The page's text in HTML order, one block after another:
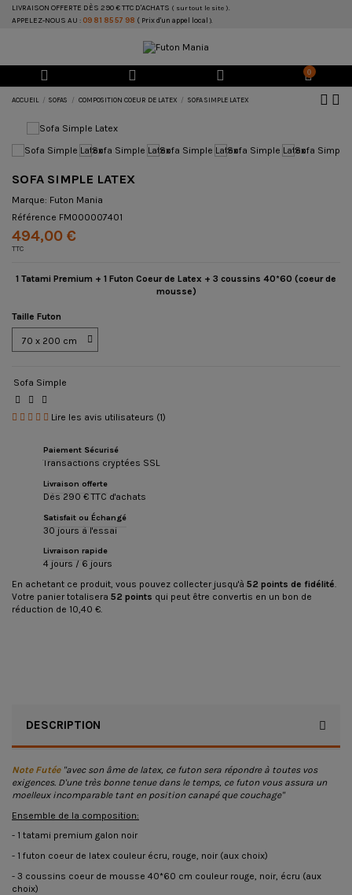
LIVRAISON OFFERTE DÈS 290 € TTC D'ACHATS ( sur tout le site ).
APPELEZ-NOUS AU : 09 81 85 57 98 ( Prix d'un appel local ).
0
ACCUEIL SOFAS COMPOSITION COEUR DE LATEX SOFA SIMPLE LATEX
SOFA SIMPLE LATEX
Marque: Futon Mania
Référence FM000007401
494,00 €
TTC
1 Tatami Premium + 1 Futon Coeur de Latex + 3 coussins 40*60 (coeur de
mousse)
Taille Futon
Sofa Simple
Lire les avis utilisateurs (1)
Paiement Sécurisé
Transactions cryptées SSL
Livraison offerte
Dès 290 € TTC d'achats
Satisfait ou Échangé
30 jours à l'essai
Livraison rapide
4 jours / 6 jours
En achetant ce produit, vous pouvez collecter jusqu'à 52 points de fidélité
Votre panier totalisera 52 points qui peut être convertis en un bon de
réduction de 10,40 €
DESCRIPTION
Note Futée"avec son âme de latex, ce futon sera répondre à toutes vos
exigences. D'une très bonne tenue dans le temps, ce futon vous assura un
moelleux incomparable tant en position canapé que couchage"
Ensemble de la composition:
- 1 tatami premium galon noir
- 1 futon coeur de latex couleur écru, rouge, noir (aux choix)
- 3 coussins coeur de mousse 40*60 cm couleur rouge, noir, écru (aux
choix)